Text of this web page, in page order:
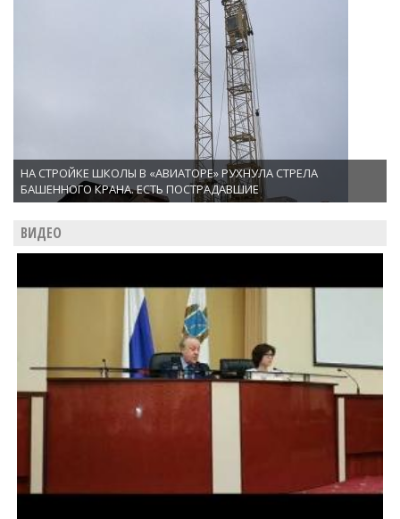
НА СТРОЙКЕ ШКОЛЫ В «АВИАТОРЕ» РУХНУЛА СТРЕЛА
БАШЕННОГО КРАНА. ЕСТЬ ПОСТРАДАВШИЕ
ВИДЕО